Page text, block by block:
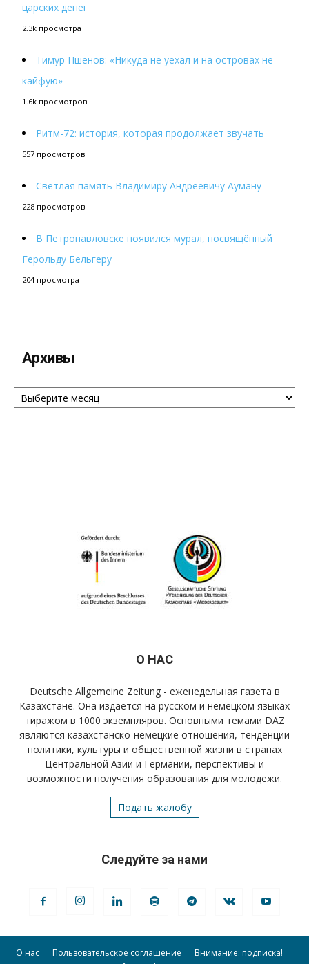
царских денег
2.3k просмотра
Тимур Пшенов: «Никуда не уехал и на островах не
кайфую»
1.6k просмотров
Ритм-72: история, которая продолжает звучать
557 просмотров
Светлая память Владимиру Андреевичу Ауману
228 просмотров
В Петропавловске появился мурал, посвящённый
Герольду Бельгеру
204 просмотра
Архивы
Архивы
О НАС
Deutsche Allgemeine Zeitung - еженедельная газета в
Казахстане. Она издается на русском и немецком языках
тиражом в 1000 экземпляров. Основными темами DAZ
являются казахстанско-немецкие отношения, тенденции
политики, культуры и общественной жизни в странах
Центральной Азии и Германии, перспективы и
возможности получения образования для молодежи.
Подать жалобу
Следуйте за нами
О нас Пользовательское соглашение
Внимание: подписка!